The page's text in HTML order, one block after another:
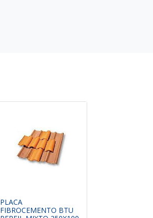
PLACA
FIBROCEMENTO BTU